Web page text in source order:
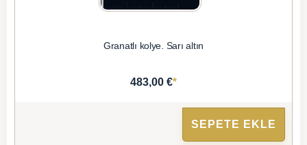
Granatlı kolye. Sarı altın
483,00 €*
SEPETE EKLE